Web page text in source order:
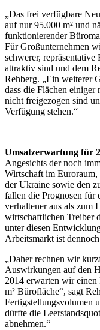
„Das frei verfügbare
auf nur 95.000 m² und
funktionierender
Für Großunternehmen
schwerer,
attraktiv sind und dem
Rehberg. „Ein weiterer
dass die Flächen
nicht freigezogen sind
Verfügung stehen.“
Umsatzerwartung für
Angesichts der noch
Wirtschaft im
der Ukraine sowie den
fallen die Prognosen für
verhaltener aus als zum
wirtschaftlichen Treiber
unter diesen
Arbeitsmarkt ist
„Daher rechnen wir
Auswirkungen auf den
2014 erwarten wir
m² Bürofläche“, sagt
Fertigstellungsvolumen
dürfte die
abnehmen.“